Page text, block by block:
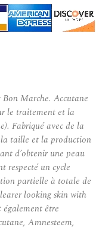
Marche. Accutane
le traitement et la
Fabriqué avec de la
taille et la production
d’obtenir une peau
respecté un cycle
partielle à totale de
looking skin with
être
Amnesteem,